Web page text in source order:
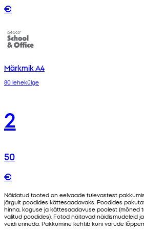
€
Märkmik A4
80 lehekülge
2
50
€
Näidatud tooted on eelvaade tulevastest
järgult poodides kättesaadavaks. Poodides
hinna, koguse ja kättesaadavuse poolest (mõned
valitud poodides). Fotod näitavad näidismudeleid
veidi erineda. Pakkumine kehtib kuni varude